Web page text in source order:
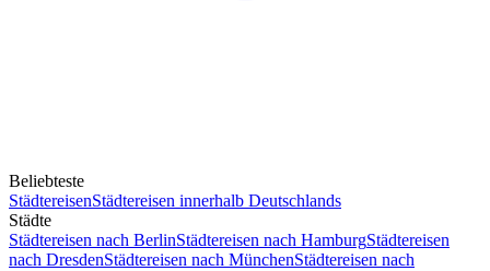
Beliebteste
StädtereisenStädtereisen innerhalb Deutschlands
Städte
Städtereisen nach BerlinStädtereisen nach HamburgStädtereisen
nach DresdenStädtereisen nach MünchenStädtereisen nach